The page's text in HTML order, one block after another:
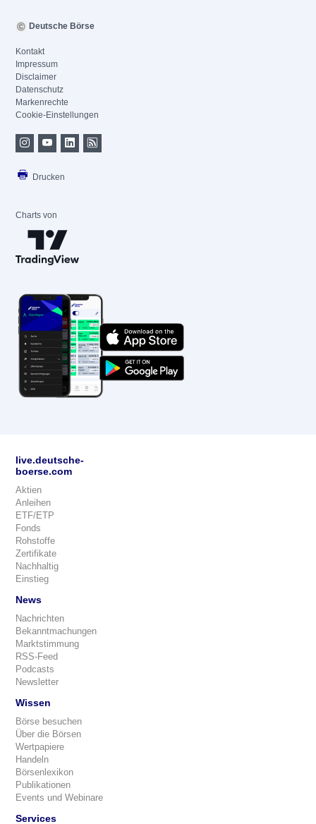
Deutsche Börse
Kontakt
Impressum
Disclaimer
Datenschutz
Markenrechte
Cookie-Einstellungen
Drucken
Charts von
live.deutsche-
boerse.com
Aktien
Anleihen
ETF/ETP
Fonds
Rohstoffe
Zertifikate
Nachhaltig
Einstieg
News
Nachrichten
Bekanntmachungen
Marktstimmung
RSS-Feed
Podcasts
Newsletter
Wissen
Börse besuchen
Über die Börsen
Wertpapiere
Handeln
Börsenlexikon
Publikationen
Events und Webinare
Services